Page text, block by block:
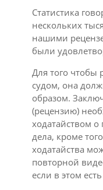
Статистика
нескольких
нашими
были
Для того чтобы
судом, она
образом.
(рецензию)
ходатайством
дела, кроме
ходатайства
повторной
если в этом